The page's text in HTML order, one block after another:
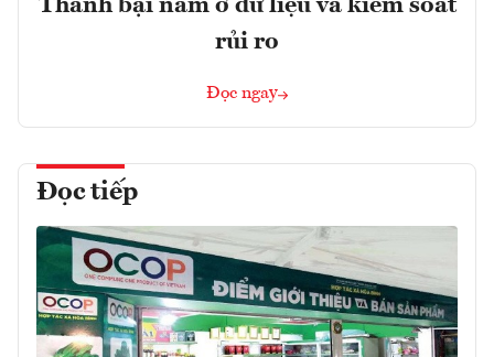
Thành bại nằm ở dữ liệu và kiểm soát
rủi ro
Đọc ngay
Đọc tiếp